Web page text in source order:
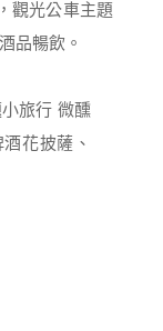
觀光公車主題
品暢飲。